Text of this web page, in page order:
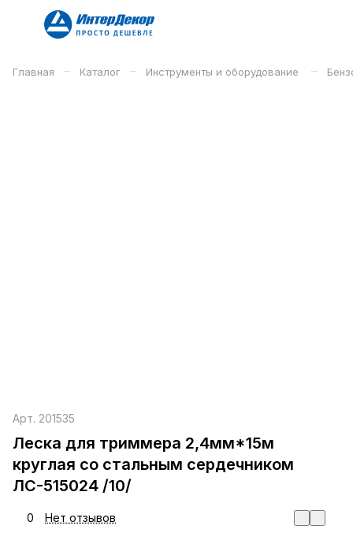
Главная – Каталог – Инструменты и оборудование –
Арт. 201535
Леска для триммера 2,4мм*15м
круглая со стальным сердечником
ЛС-515024 /10/
0 Нет отзывов